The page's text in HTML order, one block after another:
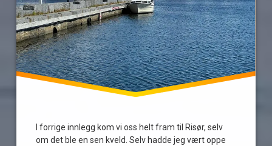
I forrige innlegg kom vi oss helt fram til Risør, selv
om det ble en sen kveld. Selv hadde jeg vært oppe